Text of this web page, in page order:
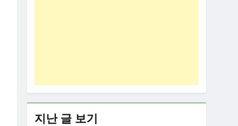
지난 글 보기